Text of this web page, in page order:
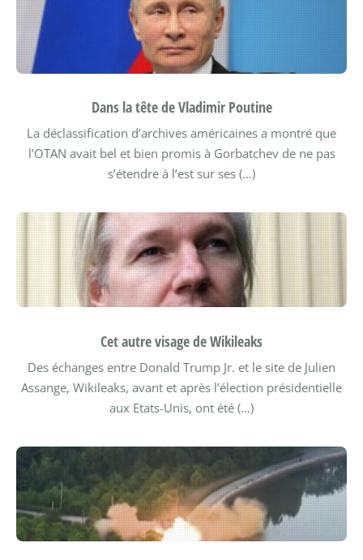
Dans la tête de Vladimir Poutine
La déclassification d’archives américaines a montré que
l’OTAN avait bel et bien promis à Gorbatchev de ne pas
s’étendre à l’est sur ses (…)
Cet autre visage de Wikileaks
Des échanges entre Donald Trump Jr. et le site de Julien
Assange, Wikileaks, avant et après l’élection présidentielle
aux Etats-Unis, ont été (…)